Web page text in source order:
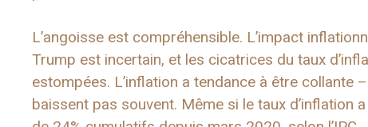
L’angoisse est compréhensible. L’impact
Trump est incertain, et les cicatrices du taux
estompées. L’inflation a tendance à être collante
baissent pas souvent. Même si le taux